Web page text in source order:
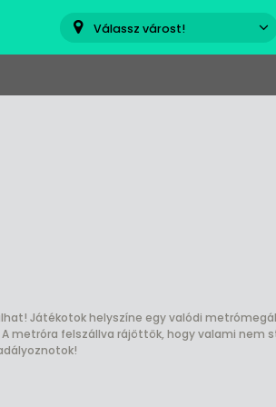
Válassz várost!
Játékotok helyszíne egy valódi
metróra felszállva rájöttök, hogy valami nem